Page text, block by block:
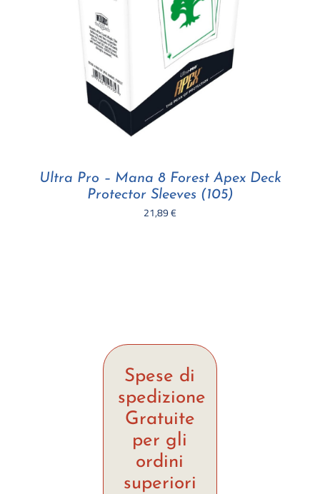
Ultra Pro – Mana 8 Forest Apex Deck
Protector Sleeves (105)
21,89€
Spese di
spedizione
Gratuite
per gli
ordini
superiori